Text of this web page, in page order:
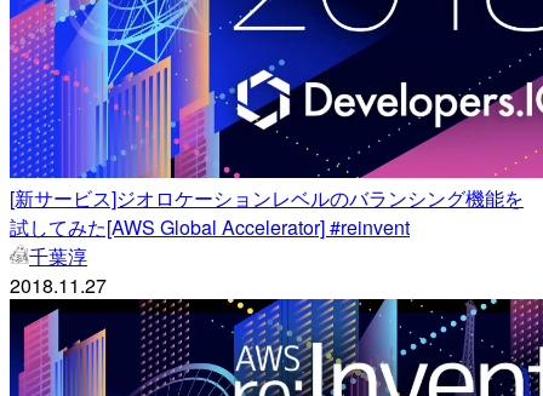
[新サービス]ジオロケーションレベルのバランシング機能を
試してみた[AWS Global Accelerator] #reinvent
千葉淳
2018.11.27